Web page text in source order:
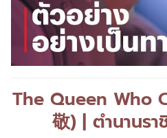
The Queen Who
敬) | ตำนานร